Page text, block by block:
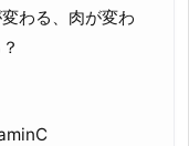
わる、肉が変わ